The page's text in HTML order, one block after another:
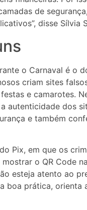
de
disse Sílvia
o Carnaval é o
criam sites
e camarotes.
autenticidade dos
e também
Pix, em que os
o QR Code
esteja atento ao
boa prática, orienta